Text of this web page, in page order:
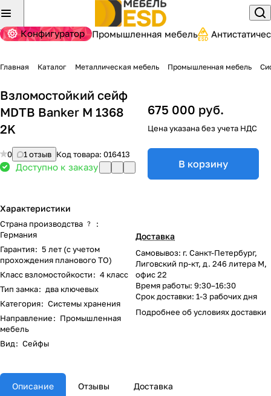
Конфигуратор Промышленная мебель
Главная Каталог Металлическая мебель Промышленная мебель
Взломостойкий сейф
MDTB Banker M 1368
2K
0 1 отзыв Код товара: 016413
Доступно к заказу
Характеристики
Страна производства ?
:
Германия
Гарантия: 5 лет (с учетом
прохождения планового ТО)
Класс взломостойкости: 4 класс
Тип замка: два ключевых
Категория: Системы хранения
Направление: Промышленная
мебель
Вид: Сейфы
675 000 руб.
Цена указана без учета НДС
В корзину
Доставка
Самовывоз: г. Санкт-Петербург,
Лиговский пр-кт, д. 246 литера М,
офис 22
Время работы: 9:30–16:30
Срок доставки: 1-3 рабочих дня
Подробнее обусловиях доставки
Описание Отзывы Доставка